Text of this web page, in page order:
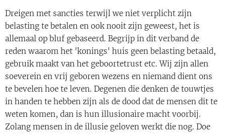
Dreigen met sancties terwijl we niet verplicht zijn
belasting te betalen en ook nooit zijn geweest, het is
allemaal op bluf gebaseerd. Begrijp in dit verband de
reden waarom het 'konings' huis geen belasting betaald,
gebruik maakt van het geboortetrust etc. Wij zijn allen
soeverein en vrij geboren wezens en niemand dient ons
te bevelen hoe te leven. Degenen die denken de touwtjes
in handen te hebben zijn als de dood dat de mensen dit te
weten komen, dan is hun illusionaire macht voorbij.
Zolang mensen in de illusie geloven werkt die nog. Doe